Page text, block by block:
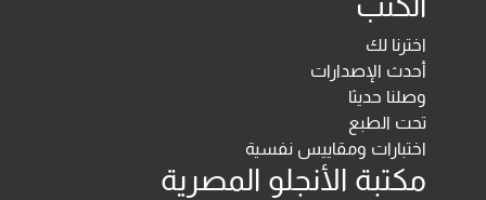
اخترنا لك
أحدث الإصدارات
وصلنا حديثا
تحت الطبع
اختبارات ومقاييس نفسية
مكتبة الأنجلو المصرية